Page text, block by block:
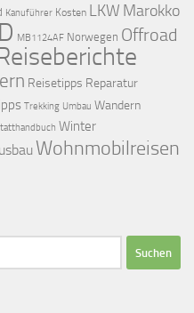
Kanuführer Kosten LKW Marokko
MB1124AF Norwegen Offroad
Reisetipps Reparatur
Trekking Umbau Wandern
Winter
Wohnmobilreisen